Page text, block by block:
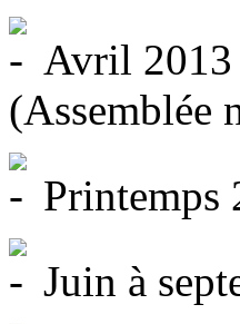
Avril 2013
(Assemblée
Printemps
Juin à